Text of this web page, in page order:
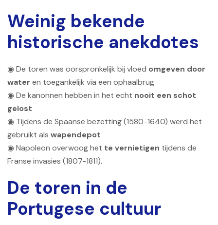
Weinig bekende
historische anekdotes
◉ De toren was oorspronkelijk bij vloed omgeven door
water en toegankelijk via een ophaalbrug
◉ De kanonnen hebben in het echt nooit een schot
gelost
◉ Tijdens de Spaanse bezetting (1580-1640) werd het
gebruikt als wapendepot
◉ Napoleon overwoog het te vernietigen tijdens de
Franse invasies (1807-1811).
De toren in de
Portugese cultuur